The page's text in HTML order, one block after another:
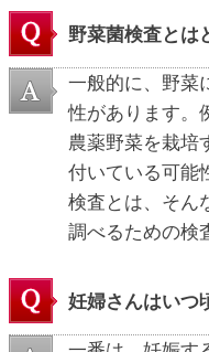
野菜菌検査とは
一般的に、野菜
性があります。
農薬野菜を栽培
付いている可能
検査とは、そん
調べるための検
妊婦さんはいつ